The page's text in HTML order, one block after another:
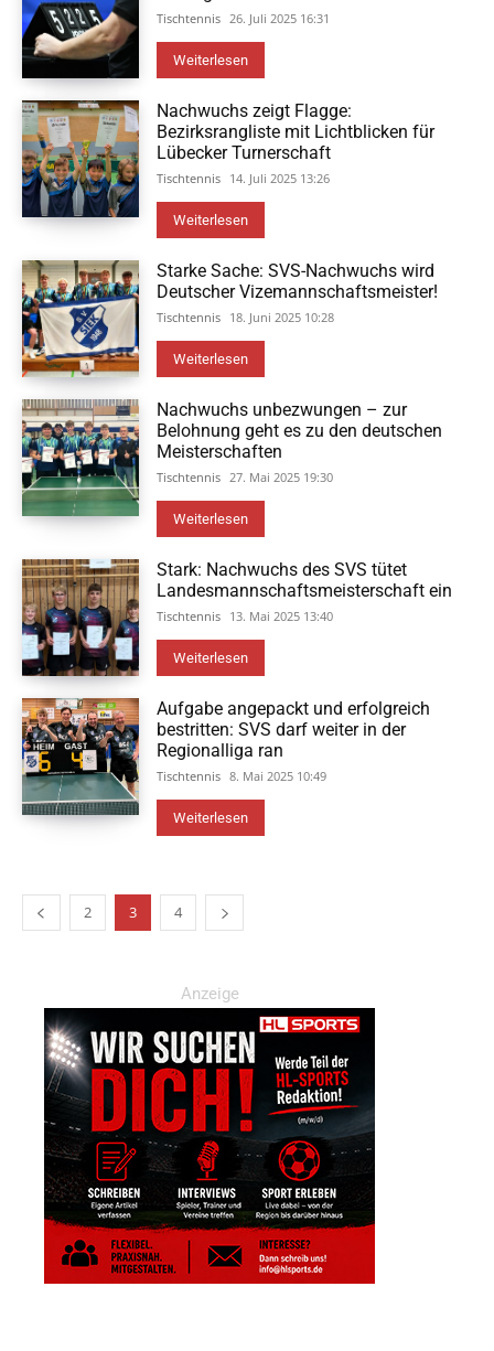
Tischtennis 26. Juli 2025 16:31
Weiterlesen
Nachwuchs zeigt Flagge:
Bezirksrangliste mit Lichtblicken für
Lübecker Turnerschaft
Tischtennis 14. Juli 2025 13:26
Weiterlesen
Starke Sache: SVS-Nachwuchs wird
Deutscher Vizemannschaftsmeister!
Tischtennis 18. Juni 2025 10:28
Weiterlesen
Nachwuchs unbezwungen – zur
Belohnung geht es zu den deutschen
Meisterschaften
Tischtennis 27. Mai 2025 19:30
Weiterlesen
Stark: Nachwuchs des SVS tütet
Landesmannschaftsmeisterschaft ein
Tischtennis 13. Mai 2025 13:40
Weiterlesen
Aufgabe angepackt und erfolgreich
bestritten: SVS darf weiter in der
Regionalliga ran
Tischtennis 8. Mai 2025 10:49
Weiterlesen
2 3 4
Anzeige